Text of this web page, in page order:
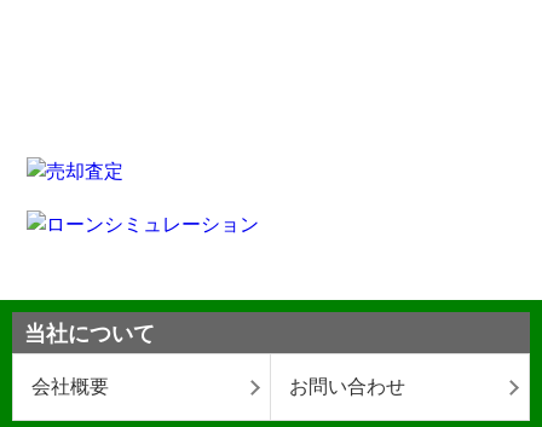
当社について
会社概要 お問い合わせ